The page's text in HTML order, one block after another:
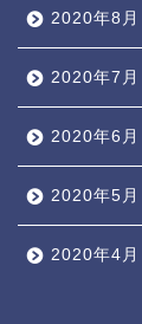
2020年8月
2020年7月
2020年6月
2020年5月
2020年4月